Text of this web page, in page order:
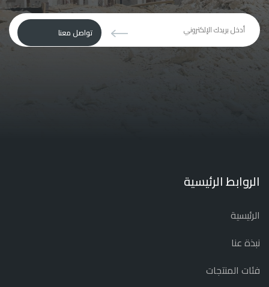
تواصل معنا
يجب
ترك
هذا
الروابط الرئيسية
الرئيسية
نبذة عنا
فئات المنتجات